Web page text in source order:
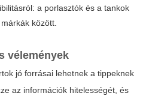
a porlasztók és a tankok
között.
vélemények
jó forrásai lehetnek a tippeknek
az információk hitelességét, és